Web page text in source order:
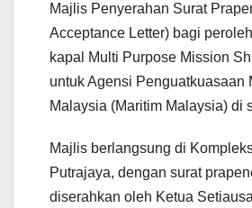
Majlis Penyerahan Surat
Acceptance Letter) bagi
kapal Multi Purpose Mission
untuk Agensi Penguatkuasaan
Malaysia (Maritim Malaysia) di
Majlis berlangsung di
Putrajaya, dengan surat
diserahkan oleh Ketua